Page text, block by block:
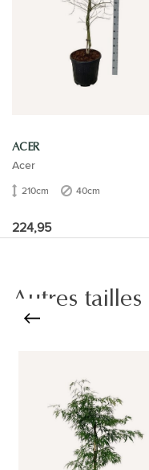
ACER
Acer
210cm 40cm
224,95
Autres tailles